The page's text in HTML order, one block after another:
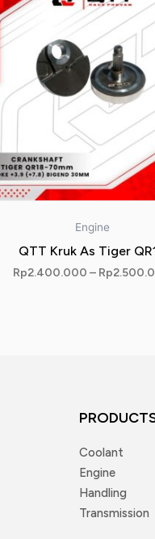
Engine
QTT Kruk As Tiger
Rp2.400.000 – Rp
Coolant
Engine
Handling
Transmission